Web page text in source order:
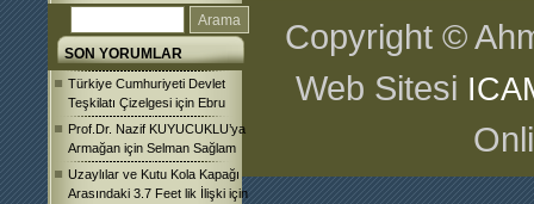
SON YORUMLAR
Türkiye Cumhuriyeti Devlet
Teşkilatı Çizelgesi için Ebru
Prof.Dr. Nazif KUYUCUKLU’ya
Armağan için Selman Sağlam
Uzaylılar ve Kutu Kola Kapağı
Arasındaki 3.7 Feet lik İlişki için
Copyright ©
Web Sitesi